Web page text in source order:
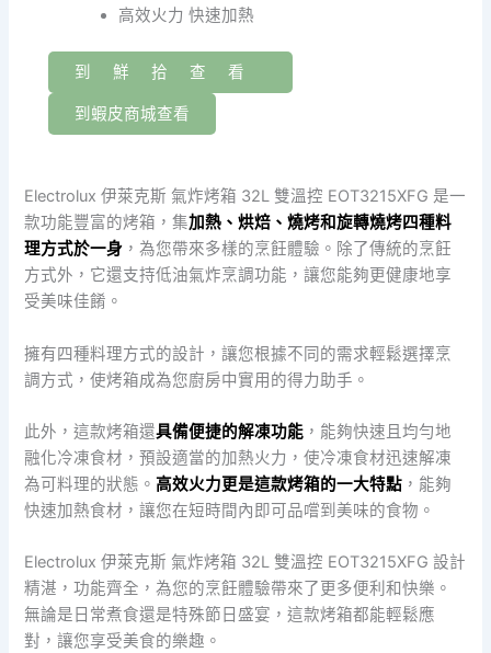
高效火力 快速加熱
到鮮拾查看
到蝦皮商城查看
Electrolux 伊萊克斯 氣炸烤箱 32L 雙溫控 EOT3215XFG 是一
款功能豐富的烤箱，集加熱、烘焙、燒烤和旋轉燒烤四種料
理方式於一身 ，為您帶來多樣的烹飪體驗。除了傳統的烹飪
方式外，它還支持低油氣炸烹調功能，讓您能夠更健康地享
受美味佳餚。
擁有四種料理方式的設計，讓您根據不同的需求輕鬆選擇烹
調方式，使烤箱成為您廚房中實用的得力助手。
此外，這款烤箱還具備便捷的解凍功能 ，能夠快速且均勻地
融化冷凍食材，預設適當的加熱火力，使冷凍食材迅速解凍
為可料理的狀態。高效火力更是這款烤箱的一大特點 ，能夠
快速加熱食材，讓您在短時間內即可品嚐到美味的食物。
Electrolux 伊萊克斯 氣炸烤箱 32L 雙溫控 EOT3215XFG 設計
精湛，功能齊全，為您的烹飪體驗帶來了更多便利和快樂。
無論是日常煮食還是特殊節日盛宴，這款烤箱都能輕鬆應
對，讓您享受美食的樂趣。